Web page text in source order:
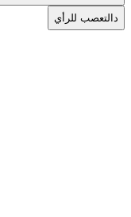
التعصب للرأي